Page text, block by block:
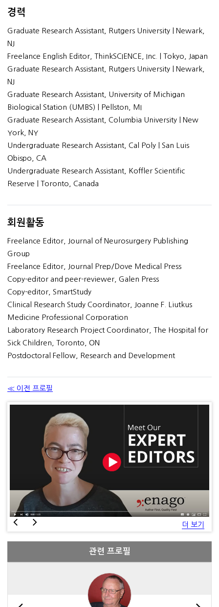
경력
Graduate Research Assistant, Rutgers University | Newark,
NJ
Freelance English Editor, ThinkSCIENCE, Inc. | Tokyo, Japan
Graduate Research Assistant, Rutgers University | Newark,
NJ
Graduate Research Assistant, University of Michigan
Biological Station (UMBS) | Pellston, MI
Graduate Research Assistant, Columbia University | New
York, NY
Undergraduate Research Assistant, Cal Poly | San Luis
Obispo, CA
Undergraduate Research Assistant, Koffler Scientific
Reserve | Toronto, Canada
회원활동
Freelance Editor, Journal of Neurosurgery Publishing
Group
Freelance Editor, Journal Prep/Dove Medical Press
Copy-editor and peer-reviewer, Galen Press
Copy-editor, SmartStudy
Clinical Research Study Coordinator, Joanne F. Liutkus
Medicine Professional Corporation
Laboratory Research Project Coordinator, The Hospital for
Sick Children, Toronto, ON
Postdoctoral Fellow, Research and Development
≪ 이전 프로필
더 보기
관련 프로필